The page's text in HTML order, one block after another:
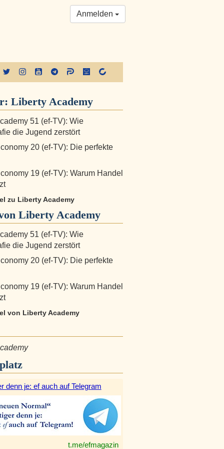
Anmelden
Liberty Academy
51 (ef-TV): Wie
die Jugend zerstört
20 (ef-TV): Die perfekte
19 (ef-TV): Warum Handel
zu Liberty Academy
Liberty Academy
51 (ef-TV): Wie
die Jugend zerstört
20 (ef-TV): Die perfekte
19 (ef-TV): Warum Handel
von Liberty Academy
denn je: ef auch auf Telegram
t.me/efmagazin